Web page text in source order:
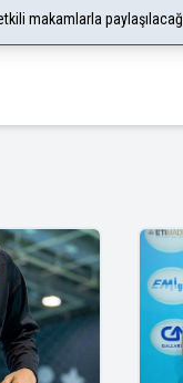
makamlarla